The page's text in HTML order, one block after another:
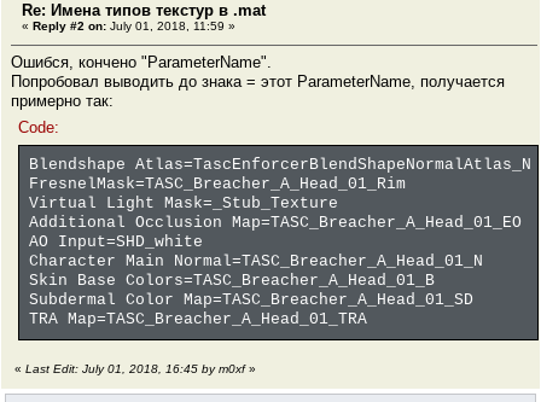
Re: Имена типов текстур в .mat
« Reply #2 on: July 01, 2018, 11:59 »
Ошибся, кончено "ParameterName".
Попробовал выводить до знака = этот ParameterName, получается
примерно так:
Code:
Blendshape Atlas=TascEnforcerBlendShapeNormalAtlas_N
FresnelMask=TASC_Breacher_A_Head_01_Rim
Virtual Light Mask=_Stub_Texture
Additional Occlusion Map=TASC_Breacher_A_Head_01_EO
AO Input=SHD_white
Character Main Normal=TASC_Breacher_A_Head_01_N
Skin Base Colors=TASC_Breacher_A_Head_01_B
Subdermal Color Map=TASC_Breacher_A_Head_01_SD
TRA Map=TASC_Breacher_A_Head_01_TRA
« Last Edit: July 01, 2018, 16:45 by m0xf»